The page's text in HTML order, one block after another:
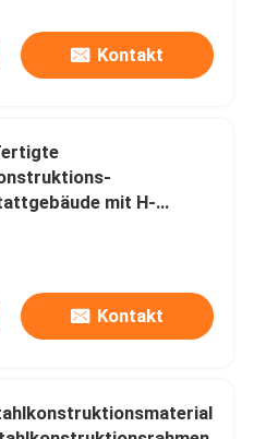
Kontakt
mit H-
Kontakt